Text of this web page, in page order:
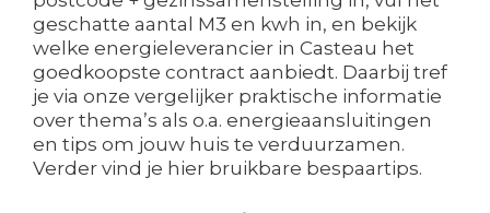
geschatte aantal M3 en kwh in, en bekijk
welke energieleverancier in Casteau het
goedkoopste contract aanbiedt. Daarbij tref
je via onze vergelijker praktische informatie
over thema’s als o.a. energieaansluitingen
en tips om jouw huis te verduurzamen.
Verder vind je hier bruikbare bespaartips.